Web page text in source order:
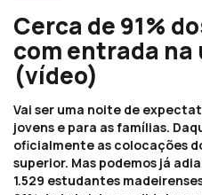
Cerca de 91%
com entrada
(vídeo)
Vai ser uma noite de
jovens e para as famílias.
oficialmente as colocações
superior. Mas podemos já
1.529 estudantes